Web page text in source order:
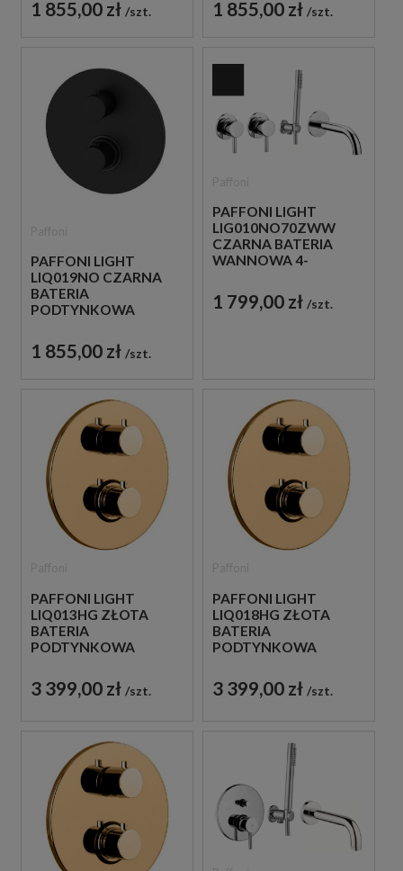
1 855,00 zł szt. 1 855,00 zł szt.
PAFFONI LIGHT
LIQ019NO CZARNA
BATERIA
PODTYNKOWA
DROŻNA
1 855,00 zł szt.
PAFFONI LIGHT
LIG010NO70ZWW
CZARNA BATERIA
WANNOWA 4-
PODTYNKOWA
1 799,00 zł szt.
PAFFONI LIGHT
LIQ013HG ZŁOTA
BATERIA
PODTYNKOWA
DROŻNA
3 399,00 zł szt.
PAFFONI LIGHT
LIQ018HG ZŁOTA
BATERIA
PODTYNKOWA
DROŻNA
3 399,00 zł szt.